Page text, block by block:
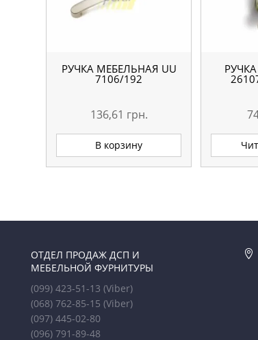
РУЧКА МЕБЕЛЬНАЯ UU
7106/192
136,61 грн.
В корзину
ОТДЕЛ ПРОДАЖ ДСП И
МЕБЕЛЬНОЙ ФУРНИТУРЫ
(099) 423-51-13(Viber)
(068) 762-85-15(Viber)
(097) 445-02-80
(096) 791-89-48
